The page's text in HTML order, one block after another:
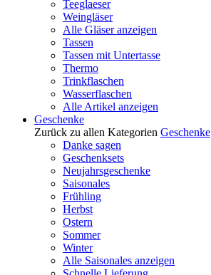
Teeglaeser
Weingläser
Alle Gläser anzeigen
Tassen
Tassen mit Untertasse
Thermo
Trinkflaschen
Wasserflaschen
Alle Artikel anzeigen
Geschenke
Zurück zu allen Kategorien Geschenke
Danke sagen
Geschenksets
Neujahrsgeschenke
Saisonales
Frühling
Herbst
Ostern
Sommer
Winter
Alle Saisonales anzeigen